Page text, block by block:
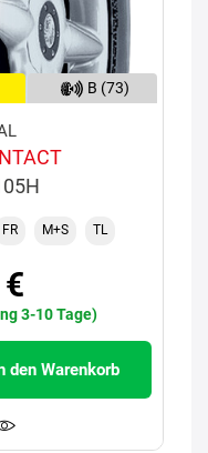
B (73)
FR M+S TL
3-10 Tage)
den Warenkorb